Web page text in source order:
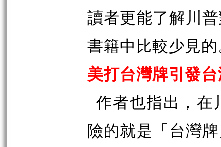
讀者更能了解川
書籍中比較少見
美打台灣牌引發
作者也指出，在
險的就是「台灣